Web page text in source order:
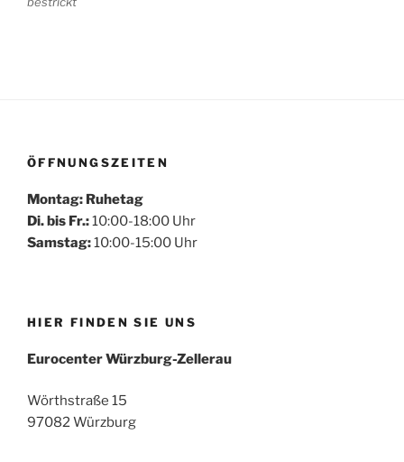
ÖFFNUNGSZEITEN
Montag: Ruhetag
Di. bis Fr.:10:00-18:00 Uhr
Samstag:10:00-15:00 Uhr
HIER FINDEN SIE UNS
Eurocenter Würzburg-Zellerau
Wörthstraße 15
97082 Würzburg